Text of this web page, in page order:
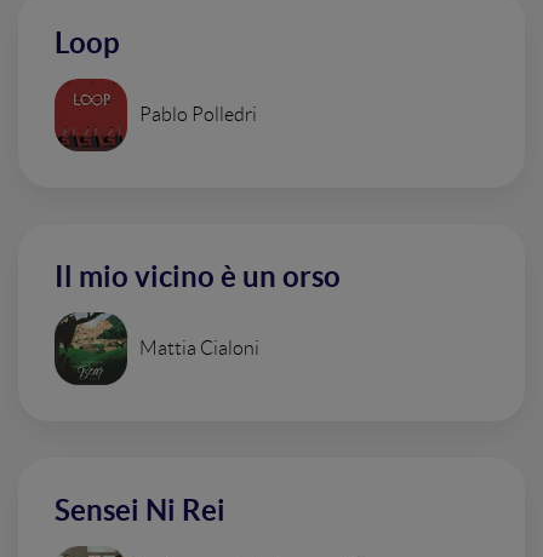
Loop
Pablo Polledri
Il mio vicino è un orso
Mattia Cialoni
Sensei Ni Rei